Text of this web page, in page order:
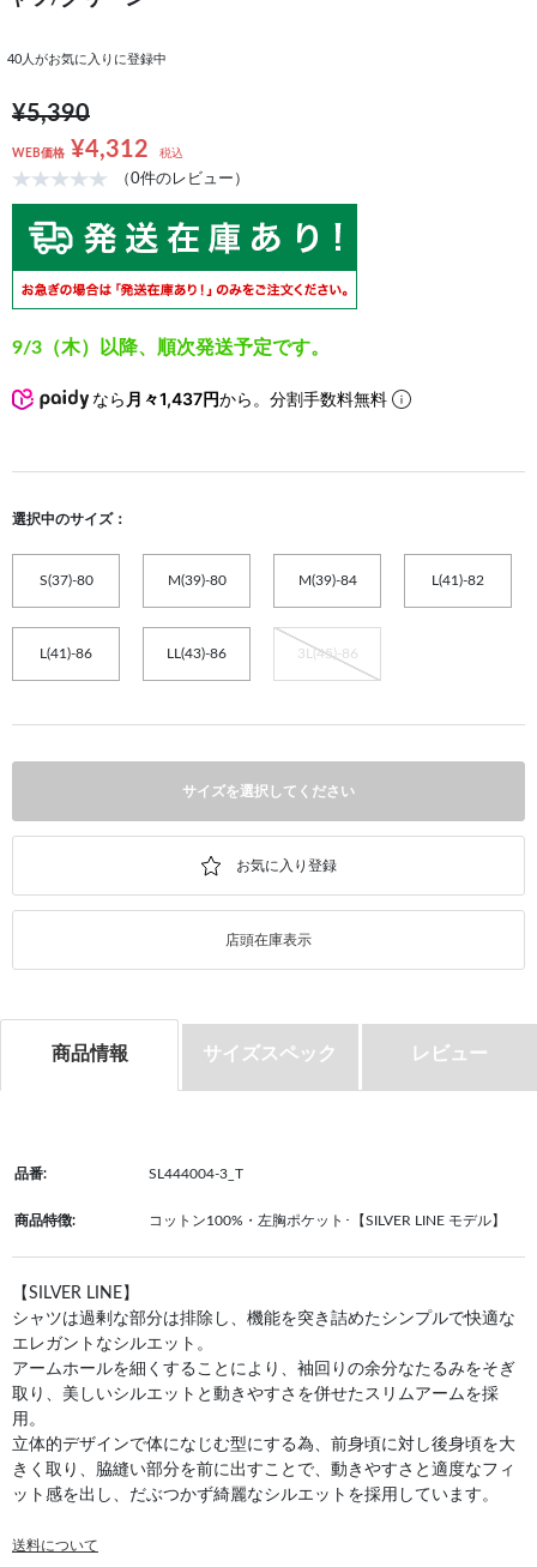
40 人がお気に入りに登録中
¥5,390
WEB価格 ¥4,312 税込
（0件のレビュー）
9/3（木）以降、順次発送予定です。
なら 月々1,437円から。分割手数料無料
選択中のサイズ：
S(37)-80 M(39)-80 M(39)-84 L(41)-82
L(41)-86 LL(43)-86 3L(45)-86
サイズを選択してください
店頭在庫表示
商品情報 サイズスペック レビュー
品番: SL444004-3_T
商品特徴: コットン100%・左胸ポケット･【SILVER LINE モデル】
【SILVER LINE】
シャツは過剰な部分は排除し、機能を突き詰めたシンプルで快適な
エレガントなシルエット。
アームホールを細くすることにより、袖回りの余分なたるみをそぎ
取り、美しいシルエットと動きやすさを併せたスリムアームを採
用。
立体的デザインで体になじむ型にする為、前身頃に対し後身頃を大
きく取り、脇縫い部分を前に出すことで、動きやすさと適度なフィ
ット感を出し、だぶつかず綺麗なシルエットを採用しています。
送料について